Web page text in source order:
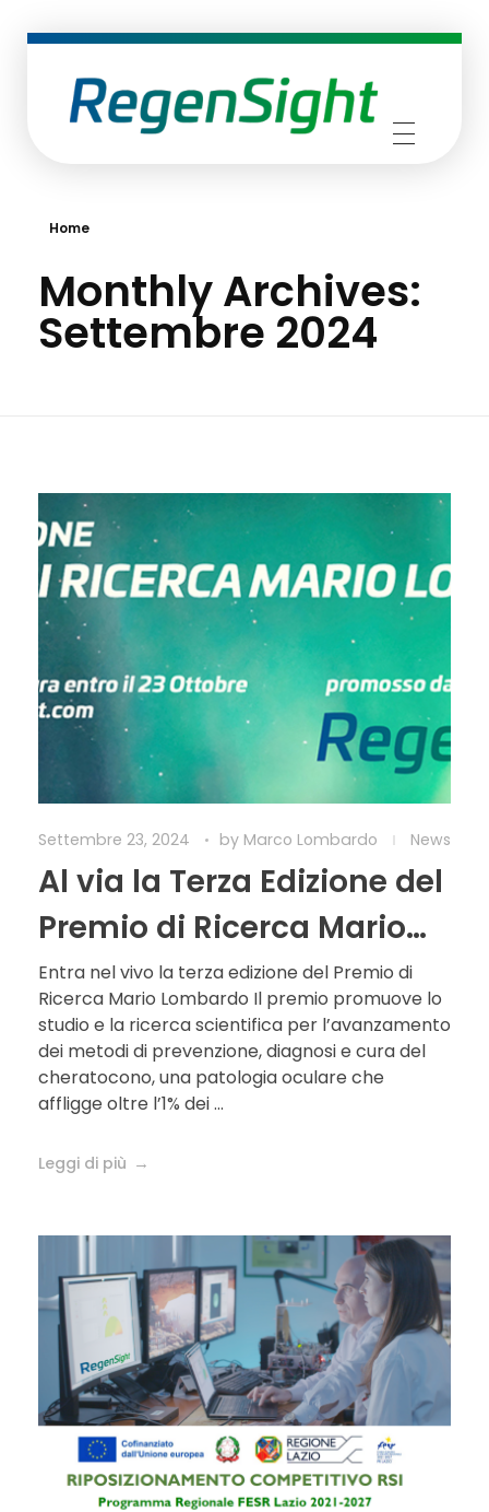
Home
Monthly Archives:
Settembre 2024
Settembre 23, 2024 by Marco Lombardo News
Al via la Terza Edizione del
Premio di Ricerca Mario
Lombardo
Entra nel vivo la terza edizione del Premio di
Ricerca Mario Lombardo Il premio promuove lo
studio e la ricerca scientifica per l’avanzamento
dei metodi di prevenzione, diagnosi e cura del
cheratocono, una patologia oculare che
affligge oltre l’1% dei ...
Leggi di più